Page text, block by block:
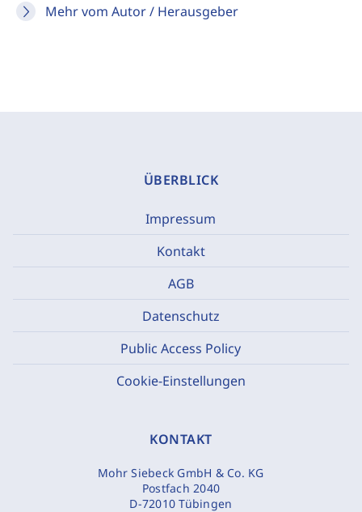
Mehr vom Autor / Herausgeber
ÜBERBLICK
Impressum
Kontakt
AGB
Datenschutz
Public Access Policy
Cookie-Einstellungen
KONTAKT
Mohr Siebeck GmbH & Co. KG
Postfach 2040
D-72010 Tübingen